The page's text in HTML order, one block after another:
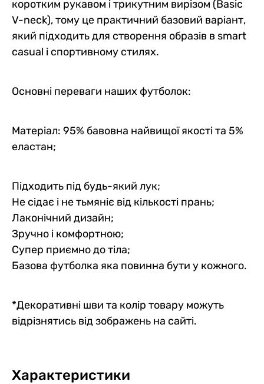
коротким рукавом і трикутним вирізом (Basic
V-neck), тому це практичний базовий варіант,
який підходить для створення образів в smart
casual і спортивному стилях.
Основні переваги наших футболок:
Матеріал: 95% бавовна найвищої якості та 5%
еластан;
Підходить під будь-який лук;
Не сідає і не тьмяніє від кількості прань;
Лаконічний дизайн;
Зручно і комфортною;
Супер приємно до тіла;
Базова футболка яка повинна бути у кожного.
*Декоративні шви та колір товару можуть
відрізнятись від зображень на сайті.
Характеристики